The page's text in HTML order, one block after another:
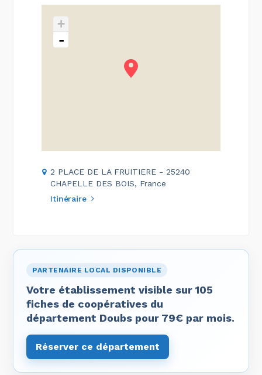
+
-
2 PLACE DE LA FRUITIERE - 25240
CHAPELLE DES BOIS, France
Itinéraire
PARTENAIRE LOCAL DISPONIBLE
Votre établissement visible sur 105
fiches de coopératives du
département Doubs pour 79€ par mois.
Réserver ce département